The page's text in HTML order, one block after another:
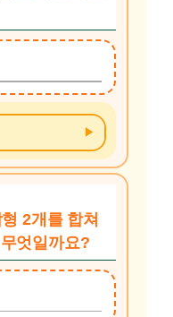
2개를 합쳐
엇일까요?